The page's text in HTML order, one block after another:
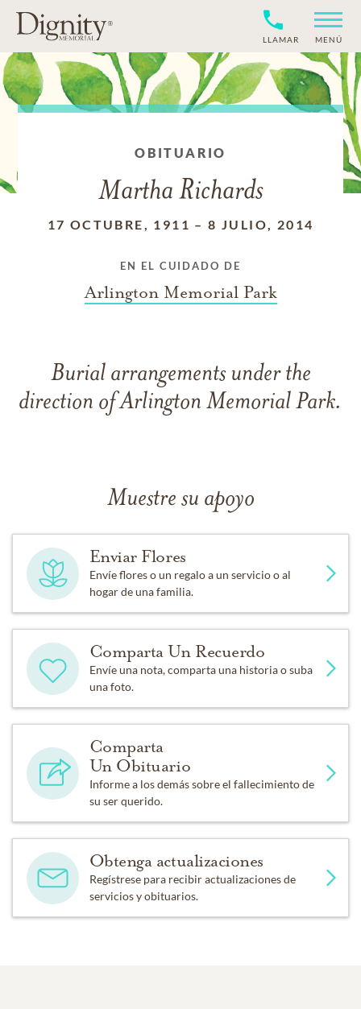
LLAMAR MENÚ
OBITUARIO
Martha Richards
17 OCTUBRE, 1911 –8 JULIO, 2014
EN EL CUIDADO DE
Arlington Memorial Park
Burial arrangements under the
direction of Arlington Memorial Park.
Muestre su apoyo
Enviar Flores
Envíe flores o un regalo a un servicio o al
hogar de una familia.
Comparta Un Recuerdo
Envíe una nota, comparta una historia o suba
una foto.
Comparta
Un Obituario
Informe a los demás sobre el fallecimiento de
su ser querido.
Obtenga actualizaciones
Regístrese para recibir actualizaciones de
servicios y obituarios.